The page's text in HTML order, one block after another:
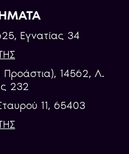
Εγνατίας 34
Προάστια), 14562, Λ.
232
11, 65403